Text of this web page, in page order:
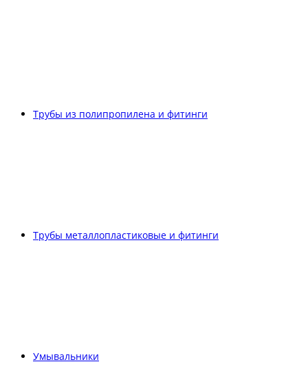
Трубы из полипропилена и фитинги
Трубы металлопластиковые и фитинги
Умывальники